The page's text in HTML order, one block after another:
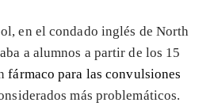
en el condado inglés de North
a alumnos a partir de los 15
fármaco para las convulsiones
más problemáticos.